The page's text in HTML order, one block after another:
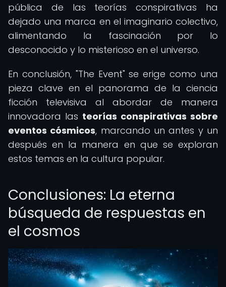
pública de las teorías conspirativas ha
dejado una marca en el imaginario colectivo,
alimentando la fascinación por lo
desconocido y lo misterioso en el universo.
En conclusión, "The Event" se erige como una
pieza clave en el panorama de la ciencia
ficción televisiva al abordar de manera
innovadora las teorías conspirativas sobre
eventos cósmicos, marcando un antes y un
después en la manera en que se exploran
estos temas en la cultura popular.
Conclusiones: La eterna
búsqueda de respuestas en
el cosmos